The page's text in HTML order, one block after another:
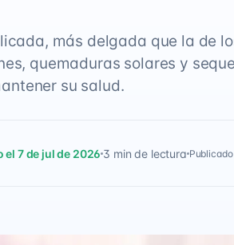
más delgada que la de
quemaduras solares y
su salud.
7 de jul de 2026 3 min de lectura